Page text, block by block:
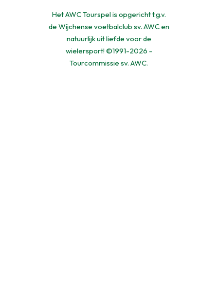
Het AWC Tourspel is opgericht t.g.v.
de Wijchense voetbalclub sv. AWC en
natuurlijk uit liefde voor de
wielersport! ©1991-2026 -
Tourcommissie sv. AWC.